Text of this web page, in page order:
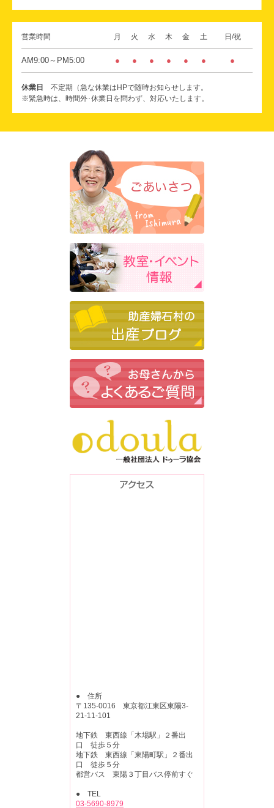
営業時間 月 火 水 木 金 土 日/祝
AM9:00～PM5:00 ● ● ● ● ● ● ●
休業日
不定期（急な休業はHPで随時お知らせします。
※緊急時は、時間外･休業日を問わず、対応いたします。
● 住所
〒135-0016 東京都江東区東陽3-
21-11-101
地下鉄 東西線「木場駅」２番出
口 徒歩５分
地下鉄 東西線「東陽町駅」２番出
口 徒歩５分
都営バス 東陽３丁目バス停前すぐ
● TEL
03-5690-8979